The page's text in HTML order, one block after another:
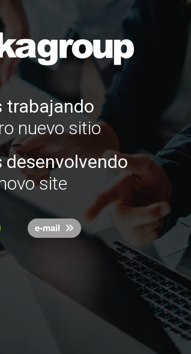
trabajando
nuevo sitio
desenvolvendo
site
e-mail